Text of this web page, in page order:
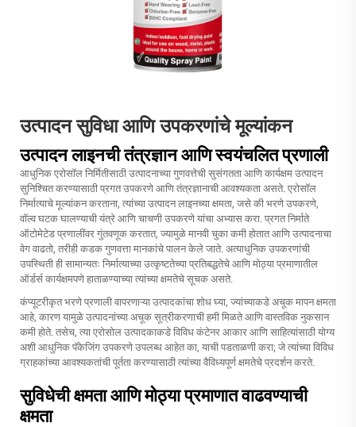
उत्पादन सुविधा आणि उपकरणांचे मूल्यांकन
उत्पादन लाइनची तंत्रज्ञान आणि स्वयंचलित प्रणाली
आधुनिक एरोसॉल निर्मितीसाठी उत्पादनाच्या गुणवत्तेची सुसंगतता आणि कार्यक्षम उत्पादन
सुनिश्चित करण्यासाठी प्रगत उपकरणे आणि तंत्रज्ञानाची आवश्यकता असते. एरोसॉल
निर्मात्याचे मूल्यांकन करताना, त्यांच्या उत्पादन लाइनच्या क्षमता, जसे की भरणे उपकरणे,
वॉल्व घटक घालण्याची यंत्रे आणि चाचणी उपकरणे यांचा अभ्यास करा. प्रगत निर्माते
ऑटोमेटेड प्रणालींवर गुंतवणूक करतात, ज्यामुळे मानवी चुका कमी होतात आणि उत्पादनाचा
वेग वाढतो, तरीही कडक गुणवत्ता मानकांचे पालन केले जाते. अत्याधुनिक उपकरणांची
उपस्थिती ही सामान्यतः निर्मात्याच्या उत्कृष्टतेच्या प्रतिबद्धतेचे आणि मोठ्या प्रमाणातील
ऑर्डर्स कार्यक्षमपणे हाताळण्याच्या त्यांच्या क्षमतेचे सूचक असते.
कंप्यूटरीकृत भरणे प्रणाली वापरणाऱ्या उत्पादकांचा शोध घ्या, ज्यांच्याकडे अचूक मापन क्षमता
आहे, कारण यामुळे उत्पादनांच्या अचूक सूत्रीकरणाची हमी मिळते आणि वास्तविक नुकसान
कमी होते. तसेच, त्या एरोसोल उत्पादकाकडे विविध कंटेनर आकार आणि साहित्यांसाठी योग्य
अशी आधुनिक पॅकेजिंग उपकरणे उपलब्ध आहेत का, याची पडताळणी करा; जे त्यांच्या विविध
ग्राहकांच्या आवश्यकतांची पूर्तता करण्यासाठी त्यांच्या वैविध्यपूर्ण क्षमतेचे प्रदर्शन करते.
सुविधेची क्षमता आणि मोठ्या प्रमाणात वाढवण्याची
क्षमता